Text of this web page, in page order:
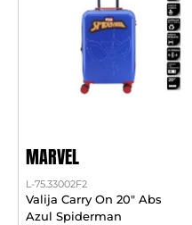
MARVEL
L-75.33002F2
Valija Carry On 20" Abs
Azul Spiderman